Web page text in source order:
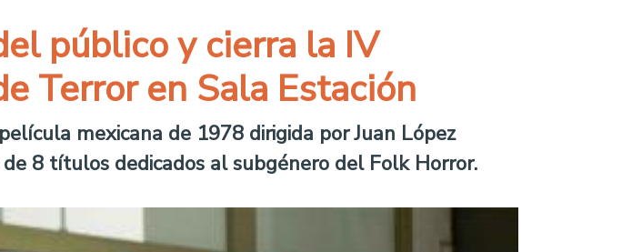
público y cierra la IV
Terror en Sala Estación
mexicana de 1978 dirigida por Juan López
8 títulos dedicados al subgénero del Folk Horror.